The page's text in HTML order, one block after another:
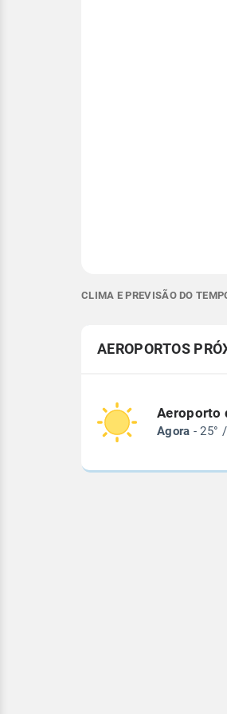
CLIMA E PREVISÃO DO
AEROPORTOS
Aeroporto
Agora - 25°